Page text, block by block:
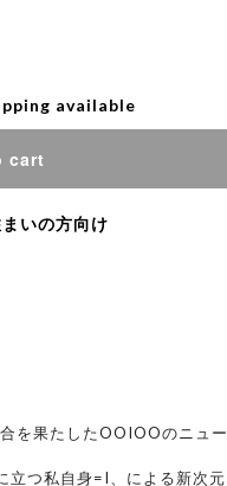
available
cart
いの方向け
を果たしたOOIOOのニュー
立つ私自身=I、による新次元